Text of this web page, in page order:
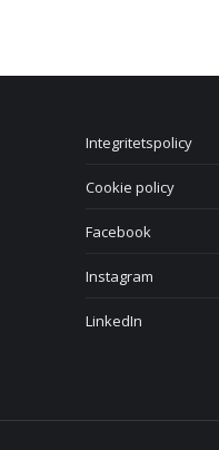
Integritetspolicy
Cookie policy
Facebook
Instagram
LinkedIn